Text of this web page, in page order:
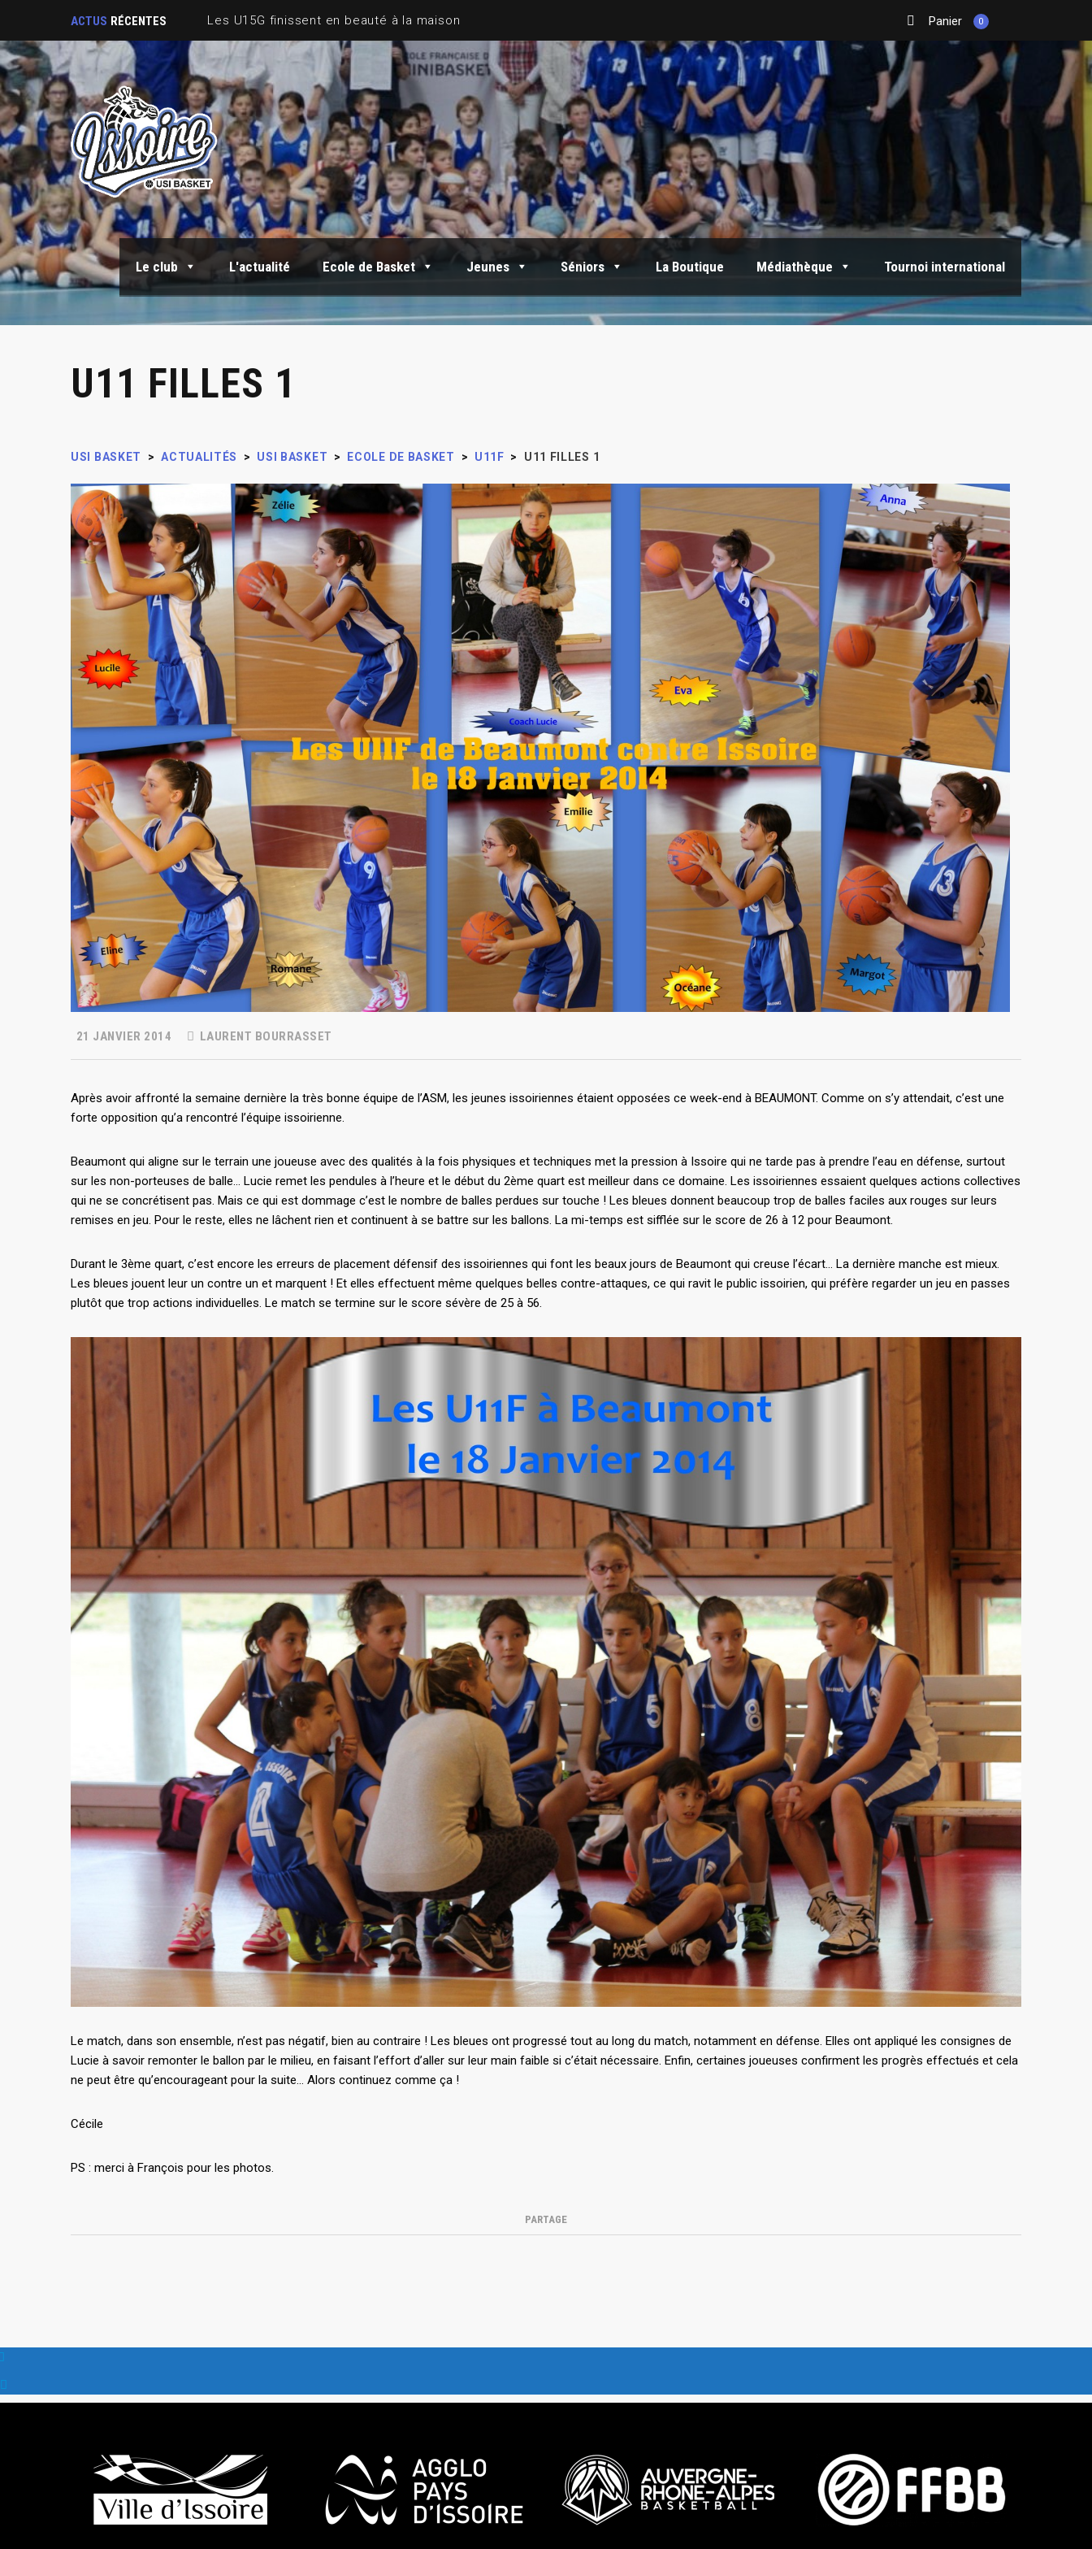
ACTUS RÉCENTES Sortie Fin de saison Panier 0
Le club L'actualité Ecole de Basket Jeunes Séniors La Boutique Médiathèque Tournoi international
U11 FILLES 1
USI BASKET > ACTUALITÉS > USI BASKET > ECOLE DE BASKET > U11F > U11 FILLES 1
21 JANVIER 2014 LAURENT BOURRASSET
Après avoir affronté la semaine dernière la très bonne équipe de l’ASM, les jeunes issoiriennes étaient opposées ce week-end à BEAUMONT. Comme on s’y attendait, c’est une
forte opposition qu’a rencontré l’équipe issoirienne.
Beaumont qui aligne sur le terrain une joueuse avec des qualités à la fois physiques et techniques met la pression à Issoire qui ne tarde pas à prendre l’eau en défense, surtout
sur les non-porteuses de balle… Lucie remet les pendules à l’heure et le début du 2ème quart est meilleur dans ce domaine. Les issoiriennes essaient quelques actions collectives
qui ne se concrétisent pas. Mais ce qui est dommage c’est le nombre de balles perdues sur touche ! Les bleues donnent beaucoup trop de balles faciles aux rouges sur leurs
remises en jeu. Pour le reste, elles ne lâchent rien et continuent à se battre sur les ballons. La mi-temps est sifflée sur le score de 26 à 12 pour Beaumont.
Durant le 3ème quart, c’est encore les erreurs de placement défensif des issoiriennes qui font les beaux jours de Beaumont qui creuse l’écart… La dernière manche est mieux.
Les bleues jouent leur un contre un et marquent ! Et elles effectuent même quelques belles contre-attaques, ce qui ravit le public issoirien, qui préfère regarder un jeu en passes
plutôt que trop actions individuelles. Le match se termine sur le score sévère de 25 à 56.
Le match, dans son ensemble, n’est pas négatif, bien au contraire ! Les bleues ont progressé tout au long du match, notamment en défense. Elles ont appliqué les consignes de
Lucie à savoir remonter le ballon par le milieu, en faisant l’effort d’aller sur leur main faible si c’était nécessaire. Enfin, certaines joueuses confirment les progrès effectués et cela
ne peut être qu’encourageant pour la suite… Alors continuez comme ça !
Cécile
PS : merci à François pour les photos.
PARTAGE